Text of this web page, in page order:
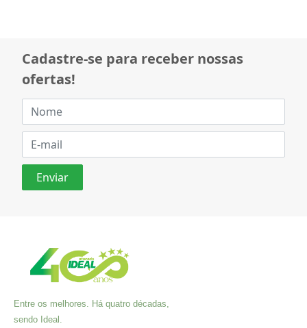
Cadastre-se para receber nossas
ofertas!
Entre os melhores. Há quatro décadas,
sendo Ideal.